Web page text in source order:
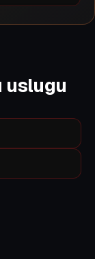
uslugu